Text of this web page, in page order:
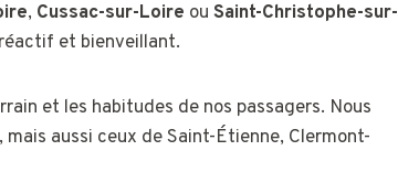
, Cussac-sur-Loire ou Saint-Christophe-sur-
et bienveillant.
et les habitudes de nos passagers. Nous
aussi ceux de Saint-Étienne, Clermont-